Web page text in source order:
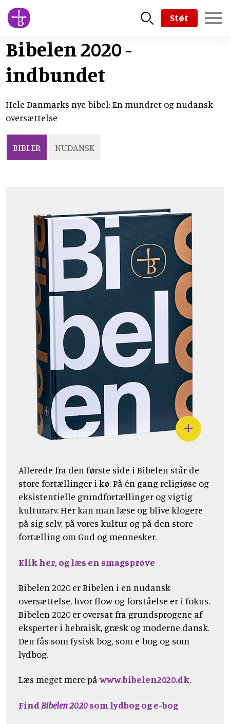
Skip
to
content
Støt
Bibelen 2020 -
indbundet
Hele Danmarks nye bibel: En mundret og nudansk
oversættelse
BIBLER NUDANSK
Allerede fra den første side i Bibelen står de
store fortællinger i kø. På én gang religiøse og
eksistentielle grundfortællinger og vigtig
kulturarv. Her kan man læse og blive klogere
på sig selv, på vores kultur og på den store
fortælling om Gud og mennesker.
Klik her, og læs en smagsprøve
Bibelen 2020 er Bibelen i en nudansk
oversættelse, hvor flow og forståelse er i fokus.
Bibelen 2020 er oversat fra grundsprogene af
eksperter i hebraisk, græsk og moderne dansk.
Den fås som fysisk bog, som e-bog og som
lydbog.
Læs meget mere på www.bibelen2020.dk.
FindBibelen 2020som lydbog og e-bog